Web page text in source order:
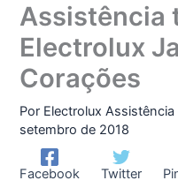
Assistência
Electrolux
Corações
Por Electrolux
setembro de 2018
Facebook Twitter